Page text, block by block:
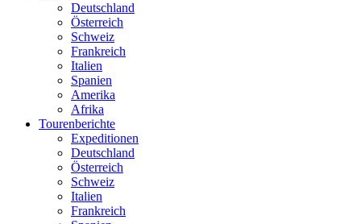
Deutschland
Österreich
Schweiz
Frankreich
Italien
Spanien
Amerika
Afrika
Tourenberichte
Expeditionen
Deutschland
Österreich
Schweiz
Italien
Frankreich